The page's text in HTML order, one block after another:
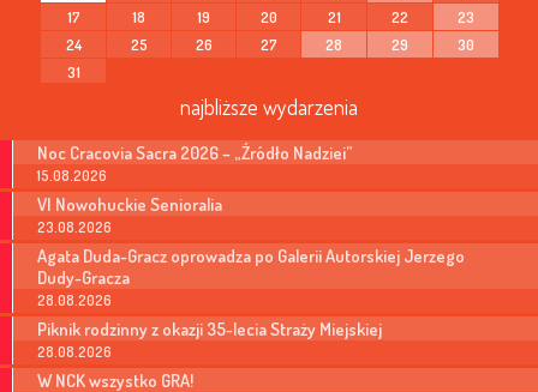
17
18 19 20 21 22
23
24
25 26 27 28 29
30
31
najbliższe wydarzenia
Noc Cracovia Sacra 2026 – „Źródło Nadziei”
15.08.2026
VI Nowohuckie Senioralia
23.08.2026
Agata Duda-Gracz oprowadza po Galerii Autorskiej Jerzego
Dudy-Gracza
28.08.2026
Piknik rodzinny z okazji 35-lecia Straży Miejskiej
28.08.2026
W NCK wszystko GRA!